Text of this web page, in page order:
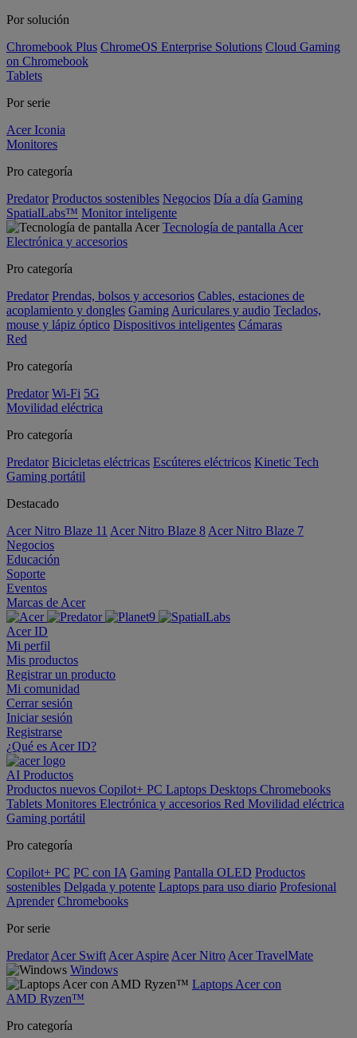
Por solución
Chromebook Plus ChromeOS Enterprise Solutions Cloud Gaming
on Chromebook
Tablets
Por serie
Acer Iconia
Monitores
Pro categoría
Predator Productos sostenibles Negocios Día a día Gaming
SpatialLabs™ Monitor inteligente
Tecnología de pantalla Acer
Electrónica y accesorios
Pro categoría
Predator Prendas, bolsos y accesorios Cables, estaciones de
acoplamiento y dongles Gaming Auriculares y audio Teclados,
mouse y lápiz óptico Dispositivos inteligentes Cámaras
Red
Pro categoría
Predator Wi-Fi 5G
Movilidad eléctrica
Pro categoría
Predator Bicicletas eléctricas Escúteres eléctricos Kinetic Tech
Gaming portátil
Destacado
Acer Nitro Blaze 11 Acer Nitro Blaze 8 Acer Nitro Blaze 7
Negocios
Educación
Soporte
Eventos
Marcas de Acer
Acer ID
Mi perfil
Mis productos
Registrar un producto
Mi comunidad
Cerrar sesión
Iniciar sesión
Registrarse
¿Qué es Acer ID?
AI Productos
Productos nuevos Copilot+ PC Laptops Desktops Chromebooks
Tablets Monitores Electrónica y accesorios Red Movilidad eléctrica
Gaming portátil
Pro categoría
Copilot+ PC PC con IA Gaming Pantalla OLED Productos
sostenibles Delgada y potente Laptops para uso diario Profesional
Aprender Chromebooks
Por serie
Predator Acer Swift Acer Aspire Acer Nitro Acer TravelMate
Windows
Laptops Acer con
AMD Ryzen™
Pro categoría